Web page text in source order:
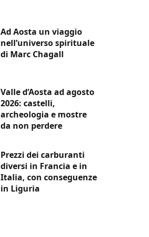
Ad Aosta un viaggio
nell’universo spirituale
di Marc Chagall
Valle d’Aosta ad agosto
2026: castelli,
archeologia e mostre
da non perdere
Prezzi dei carburanti
diversi in Francia e in
Italia, con conseguenze
in Liguria